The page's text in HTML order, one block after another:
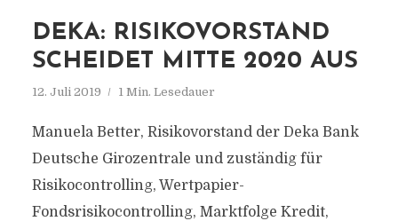
DEKA: RISIKOVORSTAND
SCHEIDET MITTE 2020 AUS
12. Juli 2019 1 Min. Lesedauer
Manuela Better, Risikovorstand der Deka Bank
Deutsche Girozentrale und zuständig für
Risikocontrolling, Wertpapier-
Fondsrisikocontrolling, Marktfolge Kredit,